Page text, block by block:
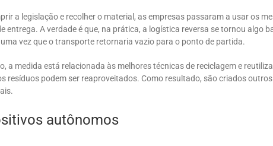
a legislação e recolher o material, as empresas passaram a usar os
entrega. A verdade é que, na prática, a logística reversa se tornou algo
uma vez que o transporte retornaria vazio para o ponto de partida.
a medida está relacionada às melhores técnicas de reciclagem e
resíduos podem ser reaproveitados. Como resultado, são criados
autônomos